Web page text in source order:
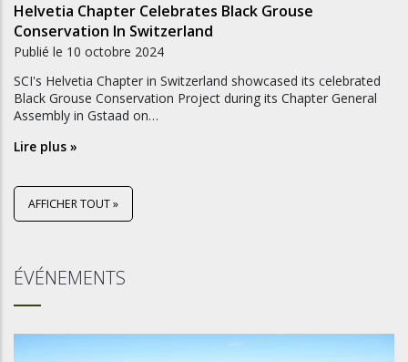
Helvetia Chapter Celebrates Black Grouse
Conservation In Switzerland
Publié le 10 octobre 2024
SCI's Helvetia Chapter in Switzerland showcased its celebrated
Black Grouse Conservation Project during its Chapter General
Assembly in Gstaad on…
Lire plus »
AFFICHER TOUT »
ÉVÉNEMENTS